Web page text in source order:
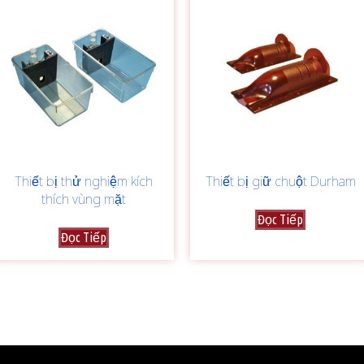
Thiết bị thử nghiệm kích
thích vùng mặt
Đọc Tiếp
Thiết bị giữ chuột Durham
Đọc Tiếp